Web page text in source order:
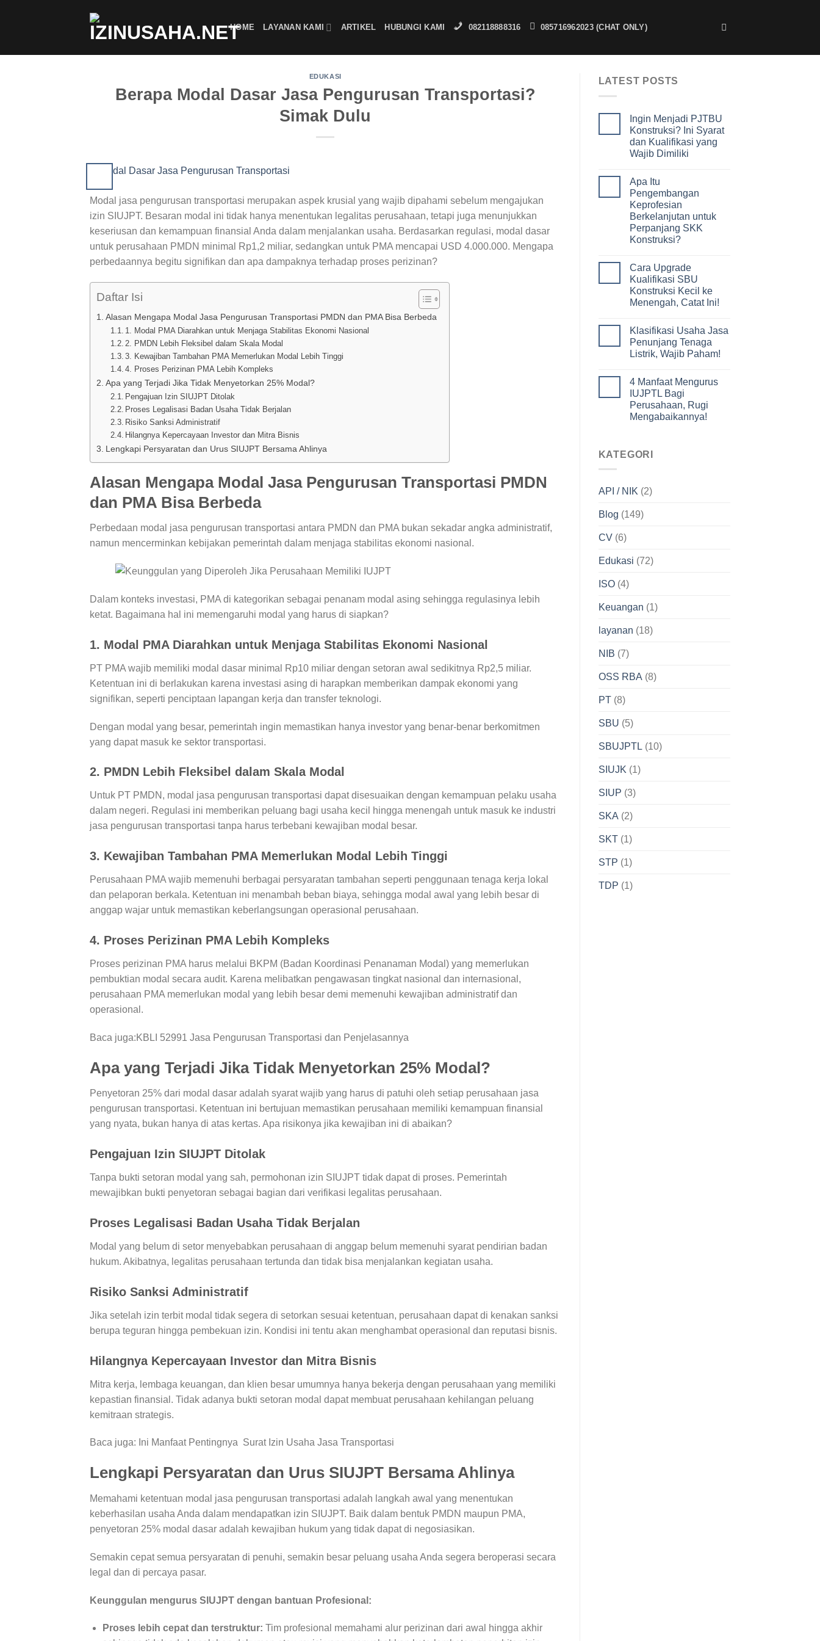
HOME LAYANAN KAMI ARTIKEL HUBUNGI KAMI 082118888316 085716962023 (CHAT ONLY)
EDUKASI
Berapa Modal Dasar Jasa Pengurusan Transportasi?
Simak Dulu
Modal jasa pengurusan transportasi merupakan aspek krusial yang wajib dipahami sebelum mengajukan
izin SIUJPT. Besaran modal ini tidak hanya menentukan legalitas perusahaan, tetapi juga menunjukkan
keseriusan dan kemampuan finansial Anda dalam menjalankan usaha. Berdasarkan regulasi, modal dasar
untuk perusahaan PMDN minimal Rp1,2 miliar, sedangkan untuk PMA mencapai USD 4.000.000. Mengapa
perbedaannya begitu signifikan dan apa dampaknya terhadap proses perizinan?
Daftar Isi
Alasan Mengapa Modal Jasa Pengurusan Transportasi PMDN dan PMA Bisa Berbeda
1. Modal PMA Diarahkan untuk Menjaga Stabilitas Ekonomi Nasional
2. PMDN Lebih Fleksibel dalam Skala Modal
3. Kewajiban Tambahan PMA Memerlukan Modal Lebih Tinggi
4. Proses Perizinan PMA Lebih Kompleks
Apa yang Terjadi Jika Tidak Menyetorkan 25% Modal?
Pengajuan Izin SIUJPT Ditolak
Proses Legalisasi Badan Usaha Tidak Berjalan
Risiko Sanksi Administratif
Hilangnya Kepercayaan Investor dan Mitra Bisnis
Lengkapi Persyaratan dan Urus SIUJPT Bersama Ahlinya
Alasan Mengapa Modal Jasa Pengurusan Transportasi PMDN
dan PMA Bisa Berbeda
Perbedaan modal jasa pengurusan transportasi antara PMDN dan PMA bukan sekadar angka administratif,
namun mencerminkan kebijakan pemerintah dalam menjaga stabilitas ekonomi nasional.
Dalam konteks investasi, PMA di kategorikan sebagai penanam modal asing sehingga regulasinya lebih
ketat. Bagaimana hal ini memengaruhi modal yang harus di siapkan?
1. Modal PMA Diarahkan untuk Menjaga Stabilitas Ekonomi Nasional
PT PMA wajib memiliki modal dasar minimal Rp10 miliar dengan setoran awal sedikitnya Rp2,5 miliar.
Ketentuan ini di berlakukan karena investasi asing di harapkan memberikan dampak ekonomi yang
signifikan, seperti penciptaan lapangan kerja dan transfer teknologi.
Dengan modal yang besar, pemerintah ingin memastikan hanya investor yang benar-benar berkomitmen
yang dapat masuk ke sektor transportasi.
2. PMDN Lebih Fleksibel dalam Skala Modal
Untuk PT PMDN, modal jasa pengurusan transportasi dapat disesuaikan dengan kemampuan pelaku usaha
dalam negeri. Regulasi ini memberikan peluang bagi usaha kecil hingga menengah untuk masuk ke industri
jasa pengurusan transportasi tanpa harus terbebani kewajiban modal besar.
3. Kewajiban Tambahan PMA Memerlukan Modal Lebih Tinggi
Perusahaan PMA wajib memenuhi berbagai persyaratan tambahan seperti penggunaan tenaga kerja lokal
dan pelaporan berkala. Ketentuan ini menambah beban biaya, sehingga modal awal yang lebih besar di
anggap wajar untuk memastikan keberlangsungan operasional perusahaan.
4. Proses Perizinan PMA Lebih Kompleks
Proses perizinan PMA harus melalui BKPM (Badan Koordinasi Penanaman Modal) yang memerlukan
pembuktian modal secara audit. Karena melibatkan pengawasan tingkat nasional dan internasional,
perusahaan PMA memerlukan modal yang lebih besar demi memenuhi kewajiban administratif dan
operasional.
Baca juga:KBLI 52991 Jasa Pengurusan Transportasi dan Penjelasannya
Apa yang Terjadi Jika Tidak Menyetorkan 25% Modal?
Penyetoran 25% dari modal dasar adalah syarat wajib yang harus di patuhi oleh setiap perusahaan jasa
pengurusan transportasi. Ketentuan ini bertujuan memastikan perusahaan memiliki kemampuan finansial
yang nyata, bukan hanya di atas kertas. Apa risikonya jika kewajiban ini di abaikan?
Pengajuan Izin SIUJPT Ditolak
Tanpa bukti setoran modal yang sah, permohonan izin SIUJPT tidak dapat di proses. Pemerintah
mewajibkan bukti penyetoran sebagai bagian dari verifikasi legalitas perusahaan.
Proses Legalisasi Badan Usaha Tidak Berjalan
Modal yang belum di setor menyebabkan perusahaan di anggap belum memenuhi syarat pendirian badan
hukum. Akibatnya, legalitas perusahaan tertunda dan tidak bisa menjalankan kegiatan usaha.
Risiko Sanksi Administratif
Jika setelah izin terbit modal tidak segera di setorkan sesuai ketentuan, perusahaan dapat di kenakan sanksi
berupa teguran hingga pembekuan izin. Kondisi ini tentu akan menghambat operasional dan reputasi bisnis.
Hilangnya Kepercayaan Investor dan Mitra Bisnis
Mitra kerja, lembaga keuangan, dan klien besar umumnya hanya bekerja dengan perusahaan yang memiliki
kepastian finansial. Tidak adanya bukti setoran modal dapat membuat perusahaan kehilangan peluang
kemitraan strategis.
Baca juga: Ini Manfaat Pentingnya Surat Izin Usaha Jasa Transportasi
Lengkapi Persyaratan dan Urus SIUJPT Bersama Ahlinya
Memahami ketentuan modal jasa pengurusan transportasi adalah langkah awal yang menentukan
keberhasilan usaha Anda dalam mendapatkan izin SIUJPT. Baik dalam bentuk PMDN maupun PMA,
penyetoran 25% modal dasar adalah kewajiban hukum yang tidak dapat di negosiasikan.
Semakin cepat semua persyaratan di penuhi, semakin besar peluang usaha Anda segera beroperasi secara
legal dan di percaya pasar.
Keunggulan mengurus SIUJPT dengan bantuan Profesional:
Proses lebih cepat dan terstruktur: Tim profesional memahami alur perizinan dari awal hingga akhir
LATEST POSTS
Ingin Menjadi PJTBU
Konstruksi? Ini Syarat
dan Kualifikasi yang
Wajib Dimiliki
Apa Itu
Pengembangan
Keprofesian
Berkelanjutan untuk
Perpanjang SKK
Konstruksi?
Cara Upgrade
Kualifikasi SBU
Konstruksi Kecil ke
Menengah, Catat Ini!
Klasifikasi Usaha Jasa
Penunjang Tenaga
Listrik, Wajib Paham!
4 Manfaat Mengurus
IUJPTL Bagi
Perusahaan, Rugi
Mengabaikannya!
KATEGORI
API / NIK (2)
Blog (149)
CV(6)
Edukasi (72)
ISO(4)
Keuangan (1)
layanan (18)
NIB (7)
OSS RBA (8)
PT(8)
SBU (5)
SBUJPTL (10)
SIUJK (1)
SIUP (3)
SKA (2)
SKT(1)
STP (1)
TDP (1)